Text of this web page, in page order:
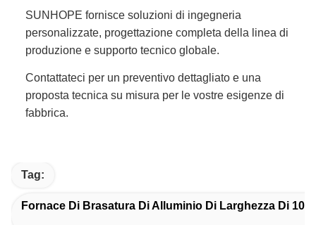
SUNHOPE fornisce soluzioni di ingegneria
personalizzate, progettazione completa della linea di
produzione e supporto tecnico globale.
Contattateci per un preventivo dettagliato e una
proposta tecnica su misura per le vostre esigenze di
fabbrica.
Tag:
Fornace Di Brasatura Di Alluminio Di Larghezza Di